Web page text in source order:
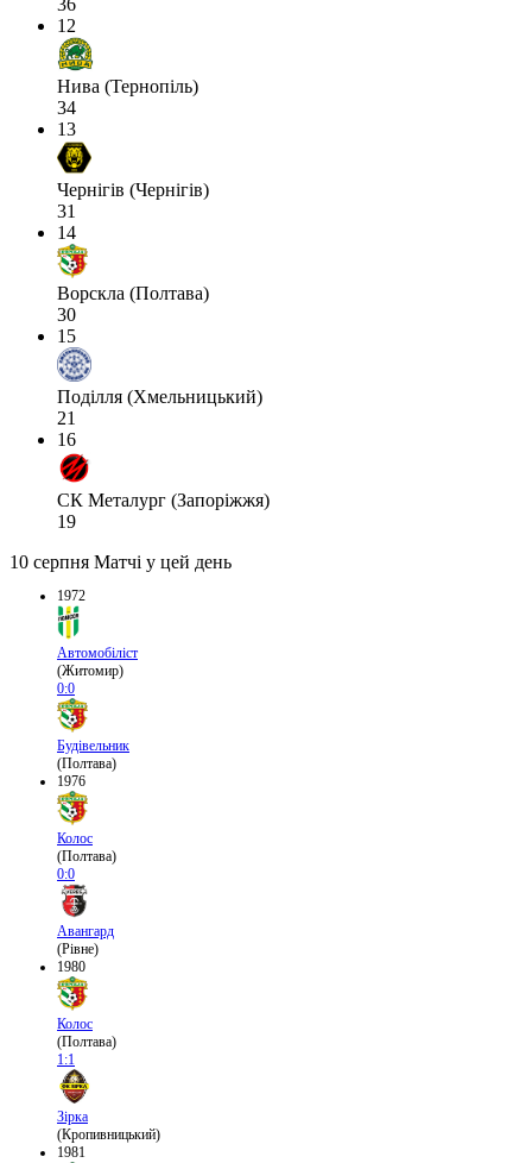
36
12
Нива (Тернопіль)
34
13
Чернігів (Чернігів)
31
14
Ворскла (Полтава)
30
15
Поділля (Хмельницький)
21
16
СК Металург (Запоріжжя)
19
10 серпня Матчі у цей день
1972
Автомобіліст
(Житомир)
0:0
Будівельник
(Полтава)
1976
Колос
(Полтава)
0:0
Авангард
(Рівне)
1980
Колос
(Полтава)
1:1
Зірка
(Кропивницький)
1981